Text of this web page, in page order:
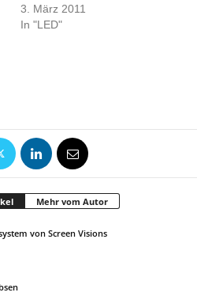
3. März 2011
In "LED"
Mehr vom Autor
von Screen Visions